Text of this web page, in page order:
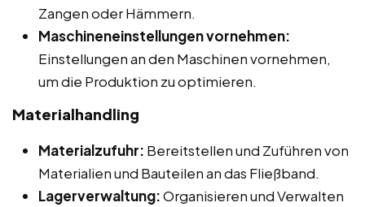
Zangen oder Hämmern.
Maschineneinstellungen vornehmen:
Einstellungen an den Maschinen vornehmen,
um die Produktion zu optimieren.
Materialhandling
Materialzufuhr: Bereitstellen und Zuführen von
Materialien und Bauteilen an das Fließband.
Lagerverwaltung:Organisieren und Verwalten